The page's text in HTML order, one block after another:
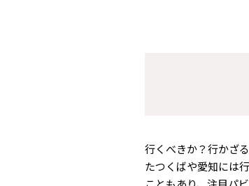
行くべきか？行かざ
たつくばや愛知には